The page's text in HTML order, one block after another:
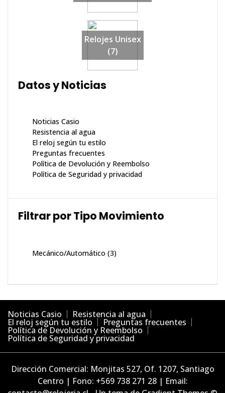
Relojes Unisex
(7)
Datos y Noticias
Noticias Casio
Resistencia al agua
El reloj según tu estilo
Preguntas frecuentes
Política de Devolución y Reembolso
Política de Seguridad y privacidad
Filtrar por Tipo Movimiento
Mecánico/Automático (3)
Noticias Casio Resistencia al agua
El reloj según tu estilo Preguntas frecuentes
Política de Devolución y Reembolso
Política de Seguridad y privacidad
Dirección Comercial: Monjitas 527, Of. 1207, Santiago
Centro | Fono: +569 738 271 28 | Email: